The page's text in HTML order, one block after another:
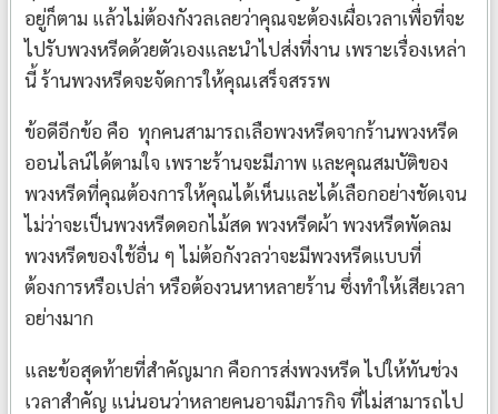
อยู่ก็ตาม แล้วไม่ต้องกังวลเลยว่าคุณจะต้องเผื่อเวลาเพื่อที่จะ
ไปรับพวงหรีดด้วยตัวเองและนำไปส่งที่งาน เพราะเรื่องเหล่า
นี้ ร้านพวงหรีดจะจัดการให้คุณเสร็จสรรพ
ข้อดีอีกข้อ คือ ทุกคนสามารถเลือพวงหรีดจากร้านพวงหรีด
ออนไลน์ได้ตามใจ เพราะร้านจะมีภาพ และคุณสมบัติของ
พวงหรีดที่คุณต้องการให้คุณได้เห็นและได้เลือกอย่างชัดเจน
ไม่ว่าจะเป็นพวงหรีดดอกไม้สด พวงหรีดผ้า พวงหรีดพัดลม
พวงหรีดของใช้อื่น ๆ ไม่ต้อกังวลว่าจะมีพวงหรีดแบบที่
ต้องการหรือเปล่า หรือต้องวนหาหลายร้าน ซึ่งทำให้เสียเวลา
อย่างมาก
และข้อสุดท้ายที่สำคัญมาก คือการส่งพวงหรีด ไปให้ทันช่วง
เวลาสำคัญ แน่นอนว่าหลายคนอาจมีภารกิจ ที่ไม่สามารถไป